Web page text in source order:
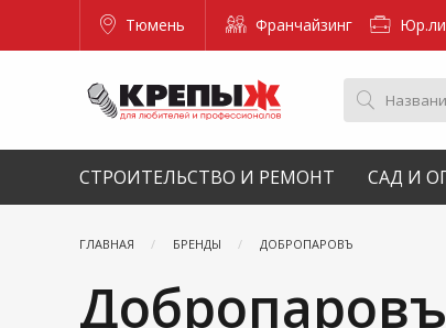
Тюмень Франчайзинг
СТРОИТЕЛЬСТВО И РЕМОНТ САД И
ГЛАВНАЯ БРЕНДЫ ДОБРОПАРОВЪ
Добропаровъ